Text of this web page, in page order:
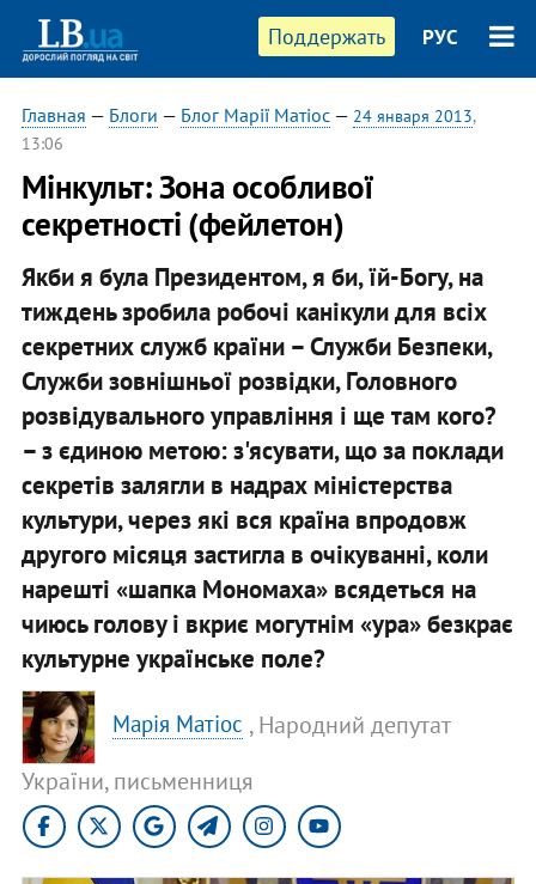
Поддержать РУС
Главная — Блоги — Блог Марії Матіос— 24 января 2013,
13:06
Мінкульт: Зона особливої
секретності (фейлетон)
Якби я була Президентом, я би, їй-Богу, на
тиждень зробила робочі канікули для всіх
секретних служб країни – Служби Безпеки,
Служби зовнішньої розвідки, Головного
розвідувального управління і ще там кого?
– з єдиною метою: з'ясувати, що за поклади
секретів залягли в надрах міністерства
культури, через які вся країна впродовж
другого місяця застигла в очікуванні, коли
нарешті «шапка Мономаха» всядеться на
чиюсь голову і вкриє могутнім «ура» безкрає
культурне українське поле?
Марія Матіос , Народний депутат
України, письменниця